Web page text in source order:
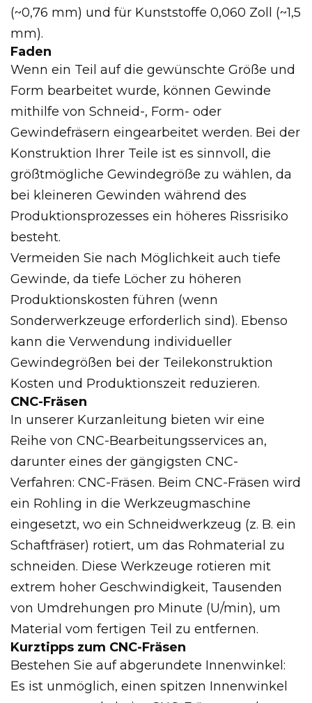
(~0,76 mm) und für Kunststoffe 0,060 Zoll (~1,5
mm).
Faden
Wenn ein Teil auf die gewünschte Größe und
Form bearbeitet wurde, können Gewinde
mithilfe von Schneid-, Form- oder
Gewindefräsern eingearbeitet werden. Bei der
Konstruktion Ihrer Teile ist es sinnvoll, die
größtmögliche Gewindegröße zu wählen, da
bei kleineren Gewinden während des
Produktionsprozesses ein höheres Rissrisiko
besteht.
Vermeiden Sie nach Möglichkeit auch tiefe
Gewinde, da tiefe Löcher zu höheren
Produktionskosten führen (wenn
Sonderwerkzeuge erforderlich sind). Ebenso
kann die Verwendung individueller
Gewindegrößen bei der Teilekonstruktion
Kosten und Produktionszeit reduzieren.
CNC-Fräsen
In unserer Kurzanleitung bieten wir eine
Reihe von CNC-Bearbeitungsservices an,
darunter eines der gängigsten CNC-
Verfahren: CNC-Fräsen. Beim CNC-Fräsen wird
ein Rohling in die Werkzeugmaschine
eingesetzt, wo ein Schneidwerkzeug (z. B. ein
Schaftfräser) rotiert, um das Rohmaterial zu
schneiden. Diese Werkzeuge rotieren mit
extrem hoher Geschwindigkeit, Tausenden
von Umdrehungen pro Minute (U/min), um
Material vom fertigen Teil zu entfernen.
Kurztipps zum CNC-Fräsen
Bestehen Sie auf abgerundete Innenwinkel:
Es ist unmöglich, einen spitzen Innenwinkel